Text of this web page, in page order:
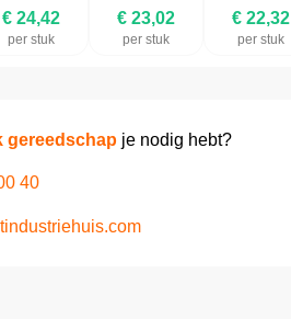
€ 24,42
per stuk
€ 23,02
per stuk
€ 22,32
per stuk
gereedschapje nodig hebt?
40